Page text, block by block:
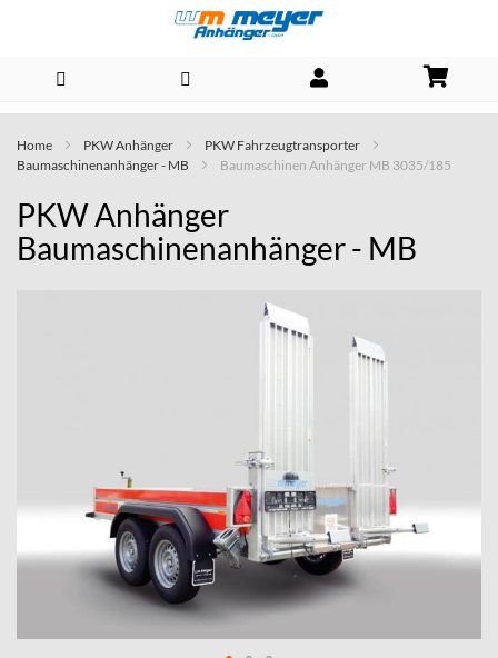
Direkt
zum
Inhalt
Home PKW Anhänger
PKW Fahrzeugtransporter
Baumaschinenanhänger - MB
Baumaschinen Anhänger MB 3035/185
PKW Anhänger
Baumaschinenanhänger - MB